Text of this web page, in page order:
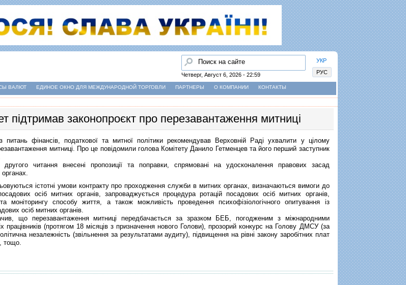
УКР
РУС
Найти
Четверг, Август 6, 2026 - 22:59
ВАЛЮТ ЕДИНОЕ ОКНО ДЛЯ МЕЖДУНАРОДНОЙ ТОРГОВЛИ ПАРТНЕРЫ О КОМПАНИИ КОНТАКТЫ
підтримав законопроєкт про перезавантаження митниці
фінансів, податкової та митної політики рекомендував Верховній Раді ухвалити у цілому
митниці. Про це повідомили голова Комітету Данило Гетменцев та його перший заступник
читання внесені пропозиції та поправки, спрямовані на удосконалення правових засад
істотні умови контракту про проходження служби в митних органах, визначаються вимоги до
осіб митних органів, запроваджується процедура ротацій посадових осіб митних органів,
моніторингу способу життя, а також можливість проведення психофізіологічного опитування із
осіб митних органів.
що перезавантаження митниці передбачається за зразком БЕБ, погодженим з міжнародними
працівників (протягом 18 місяців з призначення нового Голови), прозорий конкурс на Голову ДМСУ (за
незалежність (звільнення за результатами аудиту), підвищення на рівні закону заробітних плат
тощо.